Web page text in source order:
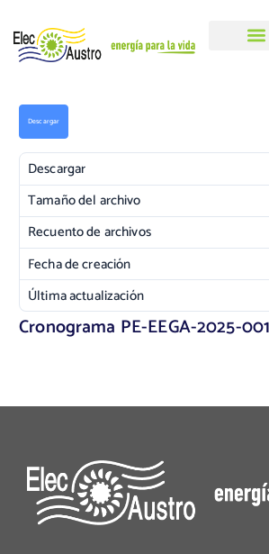
Descargar
Descargar
Tamaño del archivo
Recuento de archivos
Fecha de creación
Última actualización
Cronograma PE-EEGA-2025-001